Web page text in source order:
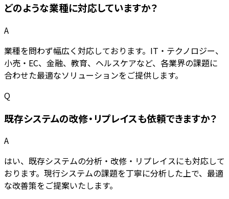
どのような業種に対応していますか？
A
業種を問わず幅広く対応しております。IT・テクノロジー、
小売・EC、金融、教育、ヘルスケアなど、各業界の課題に
合わせた最適なソリューションをご提供します。
Q
既存システムの改修・リプレイスも依頼できますか？
A
はい、既存システムの分析・改修・リプレイスにも対応して
おります。現行システムの課題を丁寧に分析した上で、最適
な改善策をご提案いたします。